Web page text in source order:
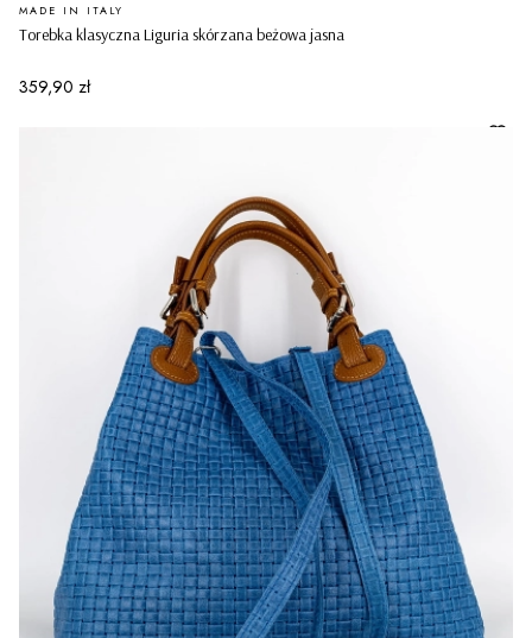
Torebka klasyczna Liguria skórzana beżowa jasna
PRODUCENT
MADE IN ITALY
Cena
359,90 zł